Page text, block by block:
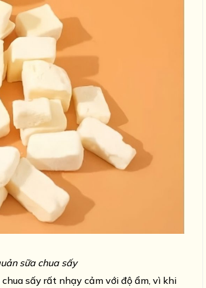
sữa chua sấy
sấy rất nhạy cảm với độ ẩm, vì khi